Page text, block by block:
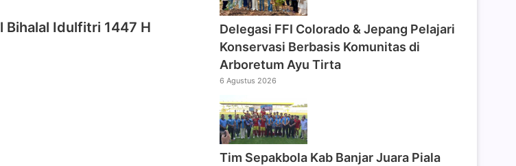
Bihalal Idulfitri 1447 H
Delegasi FFI Colorado & Jepang Pelajari
Konservasi Berbasis Komunitas di
Arboretum Ayu Tirta
6 Agustus 2026
Tim Sepakbola Kab Banjar Juara Piala